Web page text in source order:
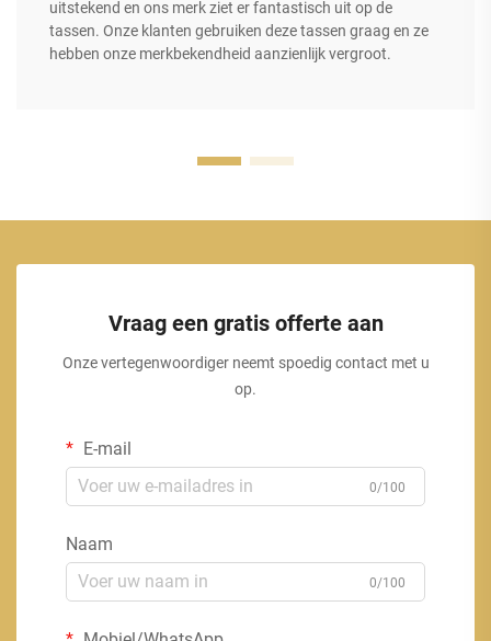
uitstekend en ons merk ziet er fantastisch uit op de
tassen. Onze klanten gebruiken deze tassen graag en ze
hebben onze merkbekendheid aanzienlijk vergroot.
Vraag een gratis offerte aan
Onze vertegenwoordiger neemt spoedig contact met u
op.
E-mail
0/100
Naam
0/100